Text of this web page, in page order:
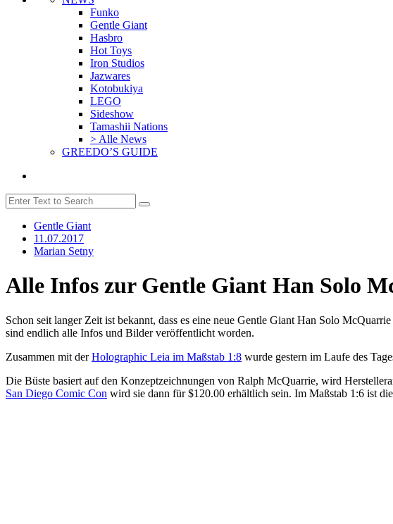
Funko
Gentle Giant
Hasbro
Hot Toys
Iron Studios
Jazwares
Kotobukiya
LEGO
Sideshow
Tamashii Nations
> Alle News
GREEDO’S GUIDE
Gentle Giant
11.07.2017
Marian Setny
Alle Infos zur Gentle Giant Han Solo
Schon seit langer Zeit ist bekannt, dass es eine neue Gentle Giant Han Solo
sind endlich alle Infos und Bilder veröffentlicht worden.
Zusammen mit derHolographic Leia im Maßstab 1:8 wurde gestern im Laufe des
Die Büste basiert auf den Konzeptzeichnungen von Ralph McQuarrie, wird
San Diego Comic Con wird sie dann für $120.00 erhältlich sein. Im Maßstab 1:6 ist